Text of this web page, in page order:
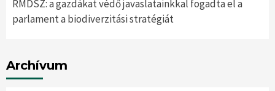
RMDSZ: a gazdákat védő javaslatainkkal fogadta el a
parlament a biodiverzitási stratégiát
Archívum